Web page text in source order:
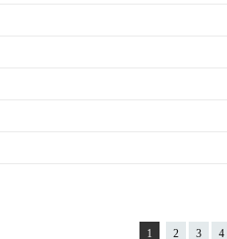
1 2 3 4